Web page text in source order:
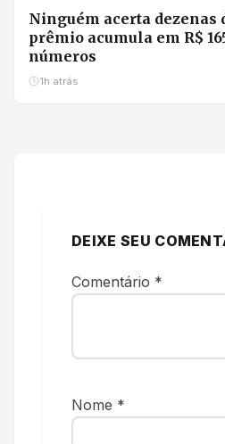
Ninguém acerta dezenas
prêmio acumula em R$
números
1h atrás
DEIXE SEU
Comentário *
Nome *